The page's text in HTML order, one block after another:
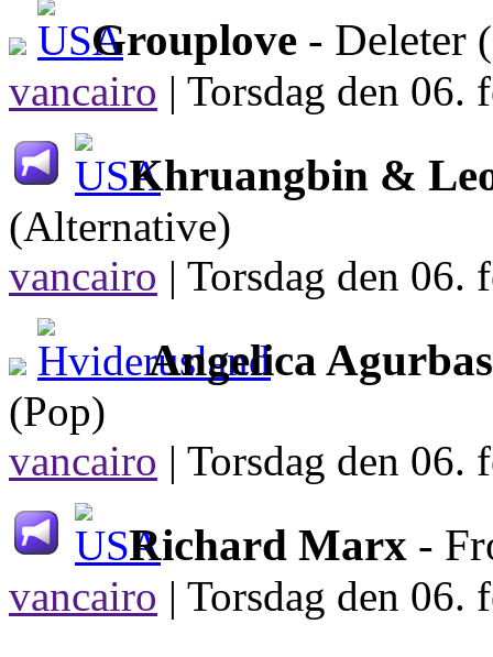
Grouplove - Deleter
vancairo | Torsdag den 06.
Khruangbin &
(Alternative)
vancairo | Torsdag den 06.
Angelica
(Pop)
vancairo | Torsdag den 06.
Richard Marx -
vancairo | Torsdag den 06.